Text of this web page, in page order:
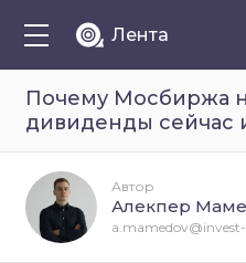
Лента
Почему Мосбиржа
дивиденды сейчас
Автор
Алекпер